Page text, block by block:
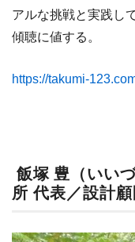
アルな挑戦と実践し
傾聴に値する。
https://takumi-
飯塚 豊（いい
所 代表／設計顧